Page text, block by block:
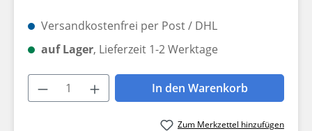
Versandkostenfrei per Post / DHL
auf Lager, Lieferzeit 1-2 Werktage
Produkt Anzahl: Gib den
In den Warenkorb
Zum Merkzettel hinzufügen